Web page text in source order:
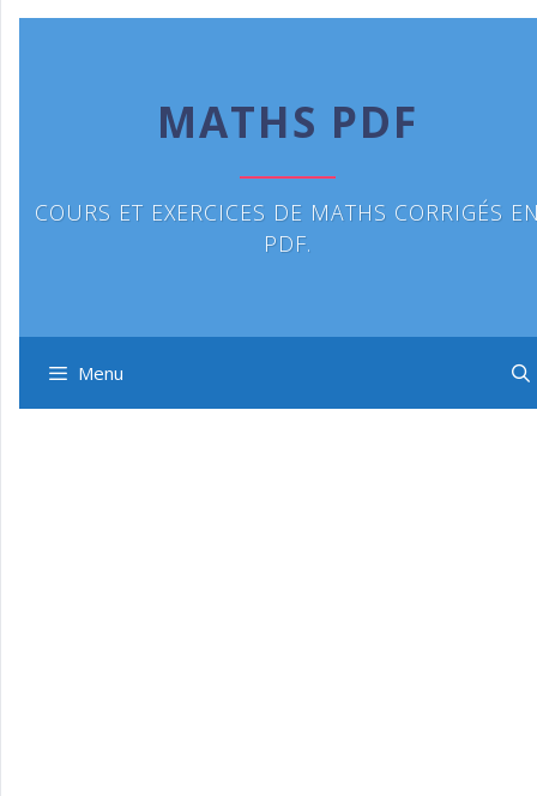
MATHS PDF
COURS ET EXERCICES DE MATHS CORRIGÉS
PDF.
Menu